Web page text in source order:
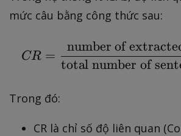
mức câu bằng công thức sau:
CR =
CR =
total number of
number of
Trong đó:
CR là chỉ số độ liên quan